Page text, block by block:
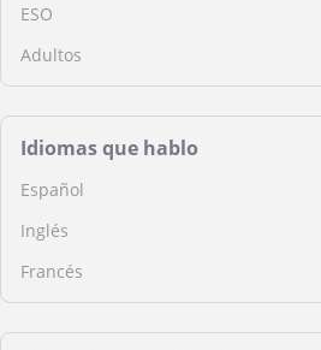
ESO
Adultos
Idiomas que hablo
Español
Inglés
Francés